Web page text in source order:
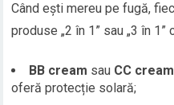
Când ești mereu pe fugă,
produse „2 în 1” sau „3 în
BB cream sau CC cream
oferă protecție solară;